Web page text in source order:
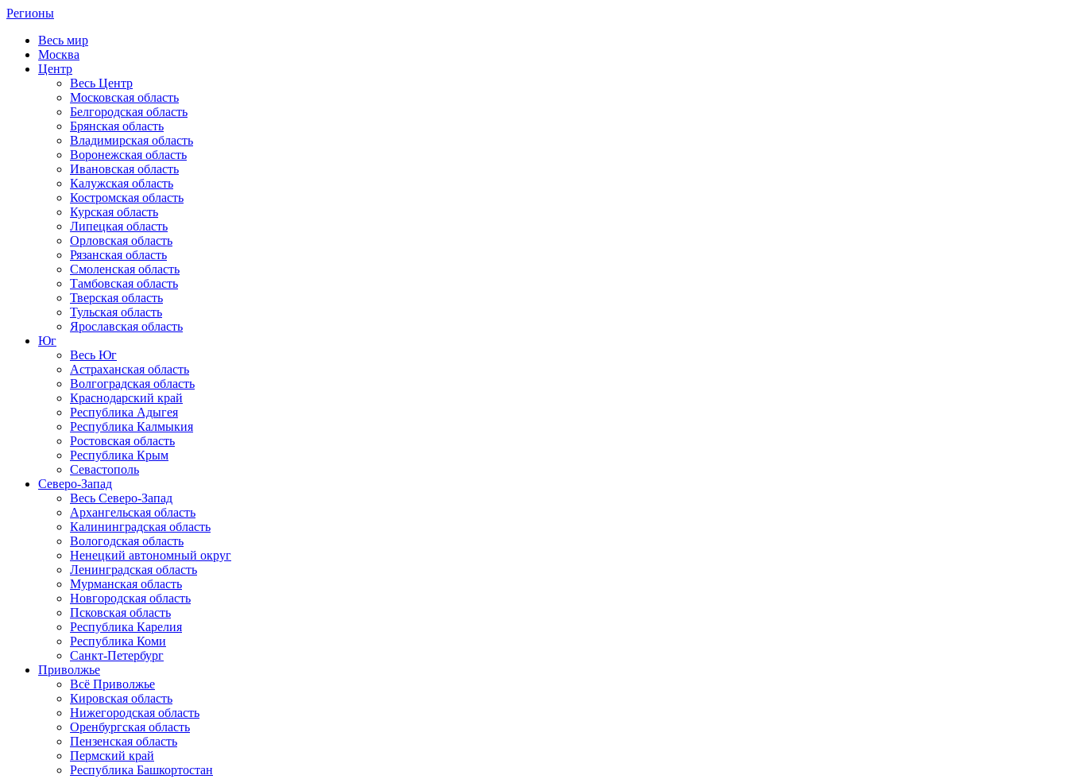
Регионы
Весь мир
Москва
Центр
Весь Центр
Московская область
Белгородская область
Брянская область
Владимирская область
Воронежская область
Ивановская область
Калужская область
Костромская область
Курская область
Липецкая область
Орловская область
Рязанская область
Смоленская область
Тамбовская область
Тверская область
Тульская область
Ярославская область
Юг
Весь Юг
Астраханская область
Волгоградская область
Краснодарский край
Республика Адыгея
Республика Калмыкия
Ростовская область
Республика Крым
Севастополь
Северо-Запад
Весь Северо-Запад
Архангельская область
Калининградская область
Вологодская область
Ненецкий автономный округ
Ленинградская область
Мурманская область
Новгородская область
Псковская область
Республика Карелия
Республика Коми
Санкт-Петербург
Приволжье
Всё Приволжье
Кировская область
Нижегородская область
Оренбургская область
Пензенская область
Пермский край
Республика Башкортостан